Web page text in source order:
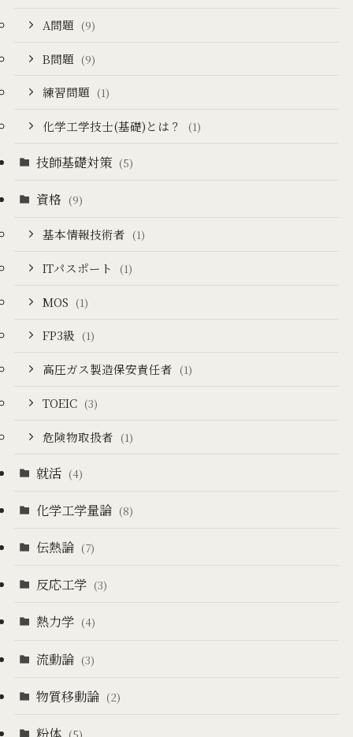
A問題 (9)
B問題 (9)
練習問題 (1)
化学工学技士(基礎)とは？ (1)
技師基礎対策 (5)
資格 (9)
基本情報技術者 (1)
ITパスポート (1)
MOS (1)
FP3級 (1)
高圧ガス製造保安責任者 (1)
TOEIC (3)
危険物取扱者 (1)
就活 (4)
化学工学量論 (8)
伝熱論 (7)
反応工学 (3)
熱力学 (4)
流動論 (3)
物質移動論 (2)
粉体